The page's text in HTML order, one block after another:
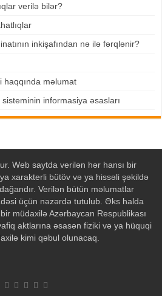
verilə bilər?
inkişafından nə ilə fərqlənir?
haqqında məlumat
informasiya əsasları
Web saytda verilən hər hansı bir
xarakterli bütöv və ya hissəli şəkildə
Verilən bütün məlumatlar
üçün nəzərdə tutulub. Əks halda
müdaxilə Azərbaycan Respublikası
aktlarına əsasən fiziki və ya hüquqi
kimi qəbul olunacaq.